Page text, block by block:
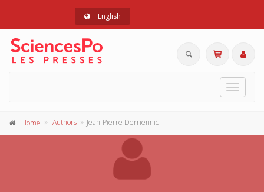
English
Toggle
Home Authors Jean-Pierre Derriennic